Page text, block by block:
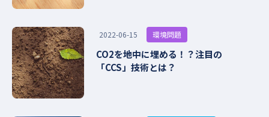
2022-06-15 環境問題
CO2を地中に埋める！？注目の
「CCS」技術とは？